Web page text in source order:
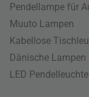
Pendellampe für
Muuto Lampen
Kabellose
Dänische Lampen
LED Pendelleuchte